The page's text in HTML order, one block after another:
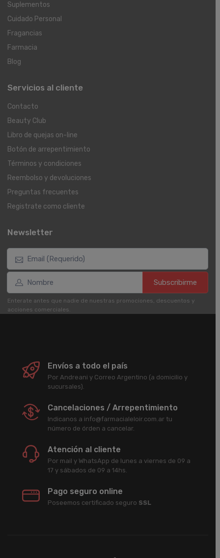
Suplementos
Cuidado Personal
Fragancias
Farmacia
Blog
Servicios al cliente
Contacto
Beauty Club
Libro de quejas on-line
Botón de arrepentimiento
Términos y condiciones
Reembolso y devoluciones
Preguntas frecuentes
Registrate como cliente
Newsletter
Subscribirme
Enterate antes que nadie de nuestras promociones, descuentos y
acciones comerciales.
Envíos a todo el país
Por Andreani y Correo Argentino (a domicilio y
sucursales).
Cancelaciones / Arrepentimiento
Indicanos a info@farmacialeloir.com.ar tu
número de órden a cancelar.
Atención al cliente
Por mail y WhatsApp de lunes a viernes de 09 a
17 y sábados de 09 a 14hs.
Pago seguro online
Poseemos certificado seguro SSL